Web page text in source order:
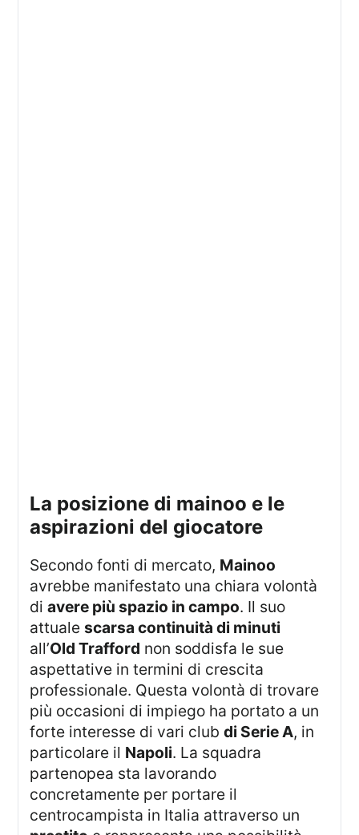
la posizione di mainoo e le
aspirazioni del giocatore
Secondo fonti di mercato, Mainoo
avrebbe manifestato una chiara volontà
diavere più spazio in campo. Il suo
attualescarsa continuità di minuti
all’Old Trafford non soddisfa le sue
aspettative in termini di crescita
professionale. Questa volontà di trovare
più occasioni di impiego ha portato a un
forte interesse di vari clubdi Serie A, in
particolare il Napoli. La squadra
partenopea sta lavorando
concretamente per portare il
centrocampista in Italia attraverso un